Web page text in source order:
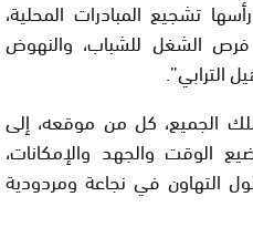
تشجيع المبادرات المحلية،
فرص الشغل للشباب، والنهوض
الترابي”.
الجميع، كل من موقعه، إلى
الوقت والجهد والإمكانات،
التهاون في نجاعة ومردودية